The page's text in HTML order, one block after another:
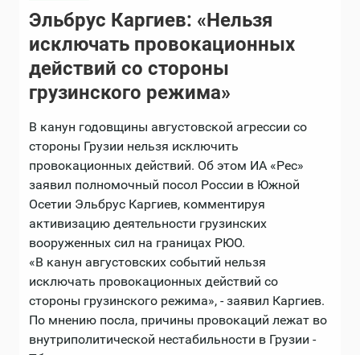
Эльбрус Каргиев: «Нельзя
исключать провокационных
действий со стороны
грузинского режима»
В канун годовщины августовской агрессии со
стороны Грузии нельзя исключить
провокационных действий. Об этом ИА «Рес»
заявил полномочный посол России в Южной
Осетии Эльбрус Каргиев, комментируя
активизацию деятельности грузинских
вооруженных сил на границах РЮО.
«В канун августовских событий нельзя
исключать провокационных действий со
стороны грузинского режима», - заявил Каргиев.
По мнению посла, причины провокаций лежат во
внутриполитической нестабильности в Грузии -